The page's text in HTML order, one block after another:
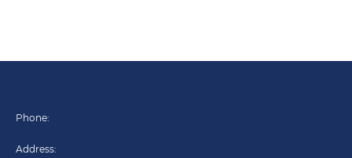
Phone:
Address: